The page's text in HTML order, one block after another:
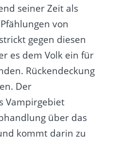
seiner Zeit als
von
gegen diesen
es dem Volk ein für
Rückendeckung
Der
Vampirgebiet
über das
kommt darin zu